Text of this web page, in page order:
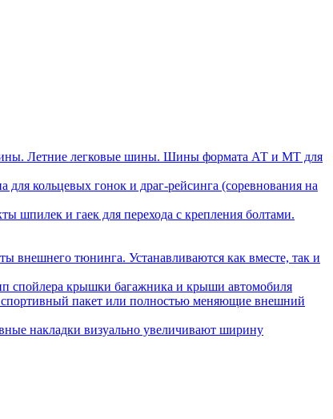
Летние легковые шины. Шины формата АТ и МТ для
кольцевых гонок и драг-рейсинга (соревнования на
шпилек и гаек для перехода с крепления болтами.
внешнего тюнинга. Устанавливаются как вместе, так и
спойлера крышки багажника и крыши автомобиля
пакет или полностью меняющие внешний
накладки визуально увеличивают ширину